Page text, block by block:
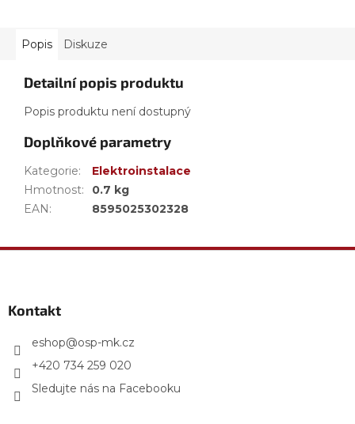
Popis Diskuze
Detailní popis produktu
Popis produktu není dostupný
Doplňkové parametry
Kategorie:
Elektroinstalace
Hmotnost:
0.7 kg
EAN: 8595025302328
Kontakt
eshop@osp-mk.cz
+420 734 259 020
Sledujte nás na Facebooku